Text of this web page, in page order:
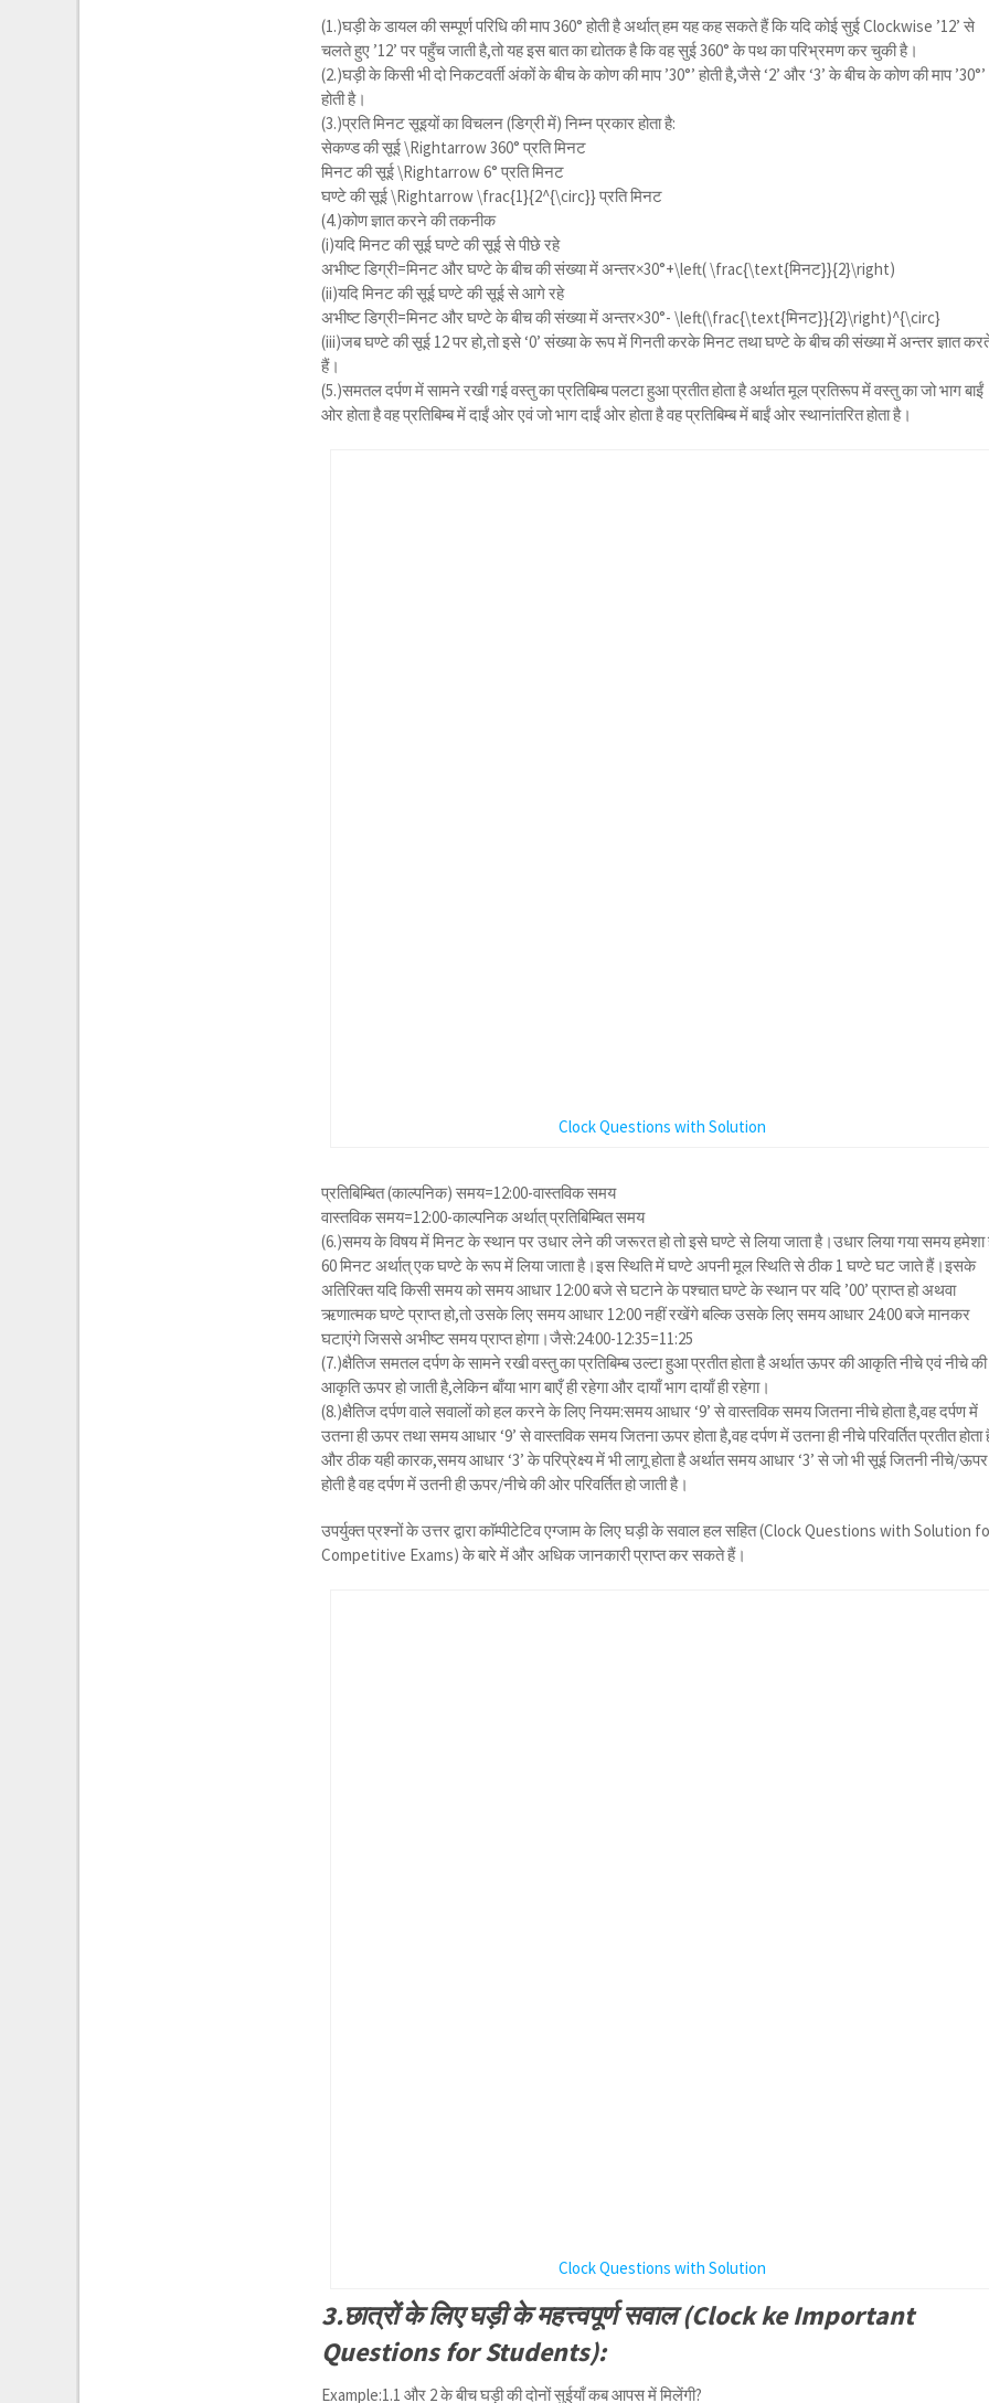
(1.)घड़ी के डायल की सम्पूर्ण परिधि की माप 360° होती है अर्थात् हम यह कह सकते हैं कि यदि कोई सुई Clockwise ’12’ से
चलते हुए ’12’ पर पहुँच जाती है,तो यह इस बात का द्योतक है कि वह सुई 360° के पथ का परिभ्रमण कर चुकी है।
(2.)घड़ी के किसी भी दो निकटवर्ती अंकों के बीच के कोण की माप ’30°’ होती है,जैसे ‘2’ और ‘3’ के बीच के कोण की माप ’30°’
होती है।
(3.)प्रति मिनट सूइयों का विचलन (डिग्री में) निम्न प्रकार होता है:
सेकण्ड की सूई\Rightarrow360° प्रति मिनट
मिनट की सूई\Rightarrow6° प्रति मिनट
घण्टे की सूई\Rightarrow \frac{1}{2^{\circ}}प्रति मिनट
(4.)कोण ज्ञात करने की तकनीक
(i)यदि मिनट की सूई घण्टे की सूई से पीछे रहे
अभीष्ट डिग्री=मिनट और घण्टे के बीच की संख्या में अन्तर×30°+\left( \frac{\text{मिनट}}{2}\right)
(ii)यदि मिनट की सूई घण्टे की सूई से आगे रहे
अभीष्ट डिग्री=मिनट और घण्टे के बीच की संख्या में अन्तर×30°-\left(\frac{\text{मिनट}}{2}\right)^{\circ}
(iii)जब घण्टे की सूई 12 पर हो,तो इसे ‘0’ संख्या के रूप में गिनती करके मिनट तथा घण्टे के बीच की संख्या में अन्तर ज्ञात
हैं।
(5.)समतल दर्पण में सामने रखी गई वस्तु का प्रतिबिम्ब पलटा हुआ प्रतीत होता है अर्थात मूल प्रतिरूप में वस्तु का जो भाग बाईं
ओर होता है वह प्रतिबिम्ब में दाईं ओर एवं जो भाग दाईं ओर होता है वह प्रतिबिम्ब में बाईं ओर स्थानांतरित होता है।
Clock Questions with Solution
प्रतिबिम्बित (काल्पनिक) समय=12:00-वास्तविक समय
वास्तविक समय=12:00-काल्पनिक अर्थात् प्रतिबिम्बित समय
(6.)समय के विषय में मिनट के स्थान पर उधार लेने की जरूरत हो तो इसे घण्टे से लिया जाता है।उधार लिया गया समय हमेशा
60 मिनट अर्थात् एक घण्टे के रूप में लिया जाता है।इस स्थिति में घण्टे अपनी मूल स्थिति से ठीक 1 घण्टे घट जाते हैं।इसके
अतिरिक्त यदि किसी समय को समय आधार 12:00 बजे से घटाने के पश्चात घण्टे के स्थान पर यदि ’00’ प्राप्त हो अथवा
ऋणात्मक घण्टे प्राप्त हो,तो उसके लिए समय आधार 12:00 नहीं रखेंगे बल्कि उसके लिए समय आधार 24:00 बजे मानकर
घटाएंगे जिससे अभीष्ट समय प्राप्त होगा।जैसे:24:00-12:35=11:25
(7.)क्षैतिज समतल दर्पण के सामने रखी वस्तु का प्रतिबिम्ब उल्टा हुआ प्रतीत होता है अर्थात ऊपर की आकृति नीचे एवं नीचे की
आकृति ऊपर हो जाती है,लेकिन बाँया भाग बाएँ ही रहेगा और दायाँ भाग दायाँ ही रहेगा।
(8.)क्षैतिज दर्पण वाले सवालों को हल करने के लिए नियम:समय आधार ‘9’ से वास्तविक समय जितना नीचे होता है,वह दर्पण में
उतना ही ऊपर तथा समय आधार ‘9’ से वास्तविक समय जितना ऊपर होता है,वह दर्पण में उतना ही नीचे परिवर्तित प्रतीत होता
और ठीक यही कारक,समय आधार ‘3’ के परिप्रेक्ष्य में भी लागू होता है अर्थात समय आधार ‘3’ से जो भी सूई जितनी नीचे/ऊपर
होती है वह दर्पण में उतनी ही ऊपर/नीचे की ओर परिवर्तित हो जाती है।
उपर्युक्त प्रश्नों के उत्तर द्वारा काॅम्पीटेटिव एग्जाम के लिए घड़ी के सवाल हल सहित (Clock Questions with Solution
Competitive Exams) के बारे में और अधिक जानकारी प्राप्त कर सकते हैं।
Clock Questions with Solution
3.छात्रों के लिए घड़ी के महत्त्वपूर्ण सवाल (Clock ke Important
Questions for Students):
Example:1.1 और 2 के बीच घड़ी की दोनों सुईयाँ कब आपस में मिलेंगी?